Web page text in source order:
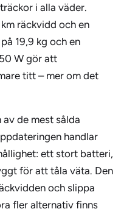
i alla väder.
räckvidd och en
19,9 kg och en
W gör att
titt – mer om det
de mest sålda
handlar
ett stort batteri,
för att tåla väta. Den
och slippa
fler alternativ finns